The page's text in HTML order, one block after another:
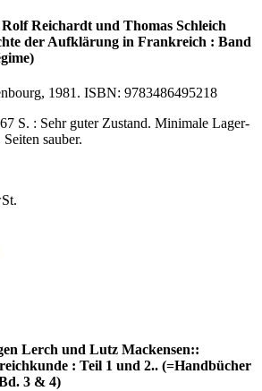
Reichardt und Thomas Schleich
der Aufklärung in Frankreich : Band
1981. ISBN: 9783486495218
S. : Sehr guter Zustand. Minimale Lager-
sauber.
Lerch und Lutz Mackensen::
: Teil 1 und 2.. (=Handbücher
3 & 4)